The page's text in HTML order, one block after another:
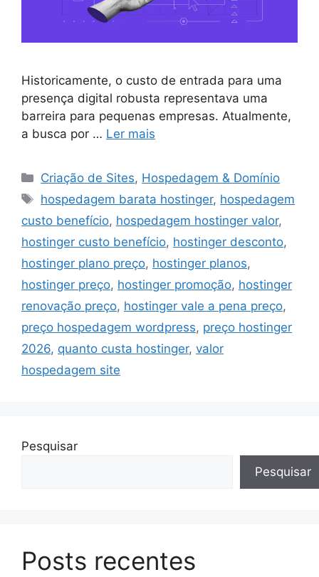
Historicamente, o custo de entrada para uma
presença digital robusta representava uma
barreira para pequenas empresas. Atualmente,
a busca por … Ler mais
Categorias
Criação de Sites, Hospedagem & Domínio
Tags
hospedagem barata hostinger, hospedagem
custo benefício, hospedagem hostinger valor,
hostinger custo benefício, hostinger desconto,
hostinger plano preço, hostinger planos,
hostinger preço, hostinger promoção, hostinger
renovação preço, hostinger vale a pena preço,
preço hospedagem wordpress, preço hostinger
2026, quanto custa hostinger, valor
hospedagem site
Pesquisar
Pesquisar
Posts recentes